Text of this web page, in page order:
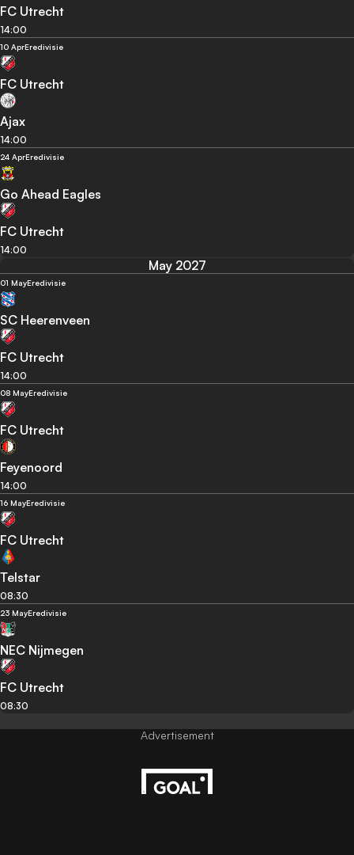
FC Utrecht
14:00
10 AprEredivisie
FC Utrecht
Ajax
14:00
24 AprEredivisie
Go Ahead Eagles
FC Utrecht
14:00
May 2027
01 MayEredivisie
SC Heerenveen
FC Utrecht
14:00
08 MayEredivisie
FC Utrecht
Feyenoord
14:00
16 MayEredivisie
FC Utrecht
Telstar
08:30
23 MayEredivisie
NEC Nijmegen
FC Utrecht
08:30